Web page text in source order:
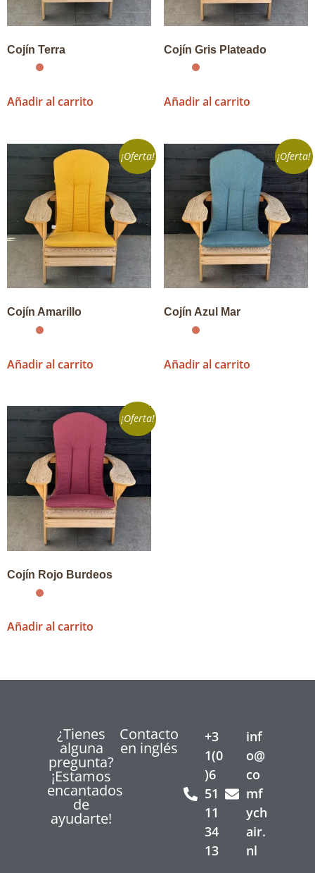
Cojín Terra
Añadir al carrito
Cojín Gris Plateado
Añadir al carrito
¡Oferta!
Cojín Amarillo
Añadir al carrito
¡Oferta!
Cojín Azul Mar
Añadir al carrito
¡Oferta!
Cojín Rojo Burdeos
Añadir al carrito
¿Tienes
alguna
pregunta?
¡Estamos
encantados
de
ayudarte!
Contacto
en inglés
+3
1(0
)6
51
11
34
13
inf
o@
co
mf
ych
air.
nl